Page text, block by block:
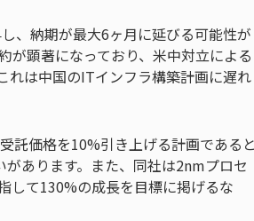
、納期が最大6ヶ月に延びる可能性が
が顕著になっており、米中対立による
れは中国のITインフラ構築計画に遅れ
託価格を10%引き上げる計画である
あります。また、同社は2nmプロセ
して130%の成長を目標に掲げるな